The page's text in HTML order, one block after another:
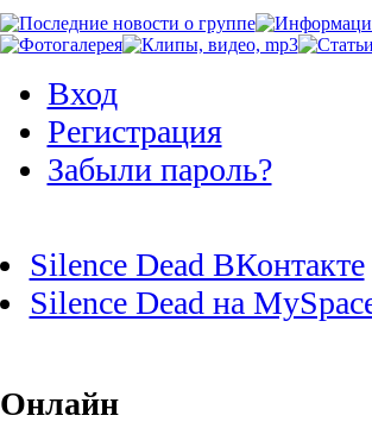
Вход
Регистрация
Забыли пароль?
Silence Dead ВКонтакте
Silence Dead на
Онлайн